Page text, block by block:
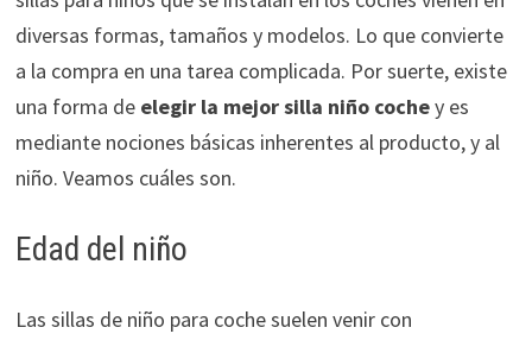
diversas formas, tamaños y modelos. Lo que convierte
a la compra en una tarea complicada. Por suerte, existe
una forma de elegir la mejor silla niño cochey es
mediante nociones básicas inherentes al producto, y al
niño. Veamos cuáles son.
Edad del niño
Las sillas de niño para coche suelen venir con